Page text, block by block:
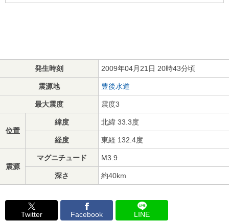
発生時刻 2009年04月21日 20時43分頃
震源地 豊後水道
最大震度 震度3
位置
緯度 北緯 33.3度
経度 東経 132.4度
震源
マグニチュード M3.9
深さ 約40km
Twitter Facebook LINE